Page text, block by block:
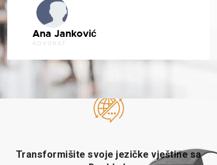
Ana Janković
ADVOKAT
Transformišite svoje jezičke vještine sa